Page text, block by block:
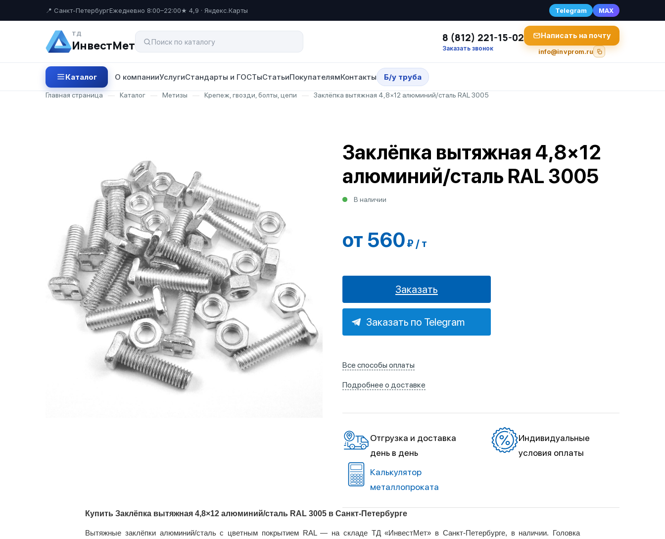
📍 Санкт-ПетербургЕжедневно 8:00–22:00★ 4,9 · Яндекс.Карты Telegram MAX
ТД
ИнвестМет
8 (812) 221-15-02
Заказать звонок
Написать на почту
info@invprom.ru
Каталог О компанииУслугиСтандарты и ГОСТыСтатьиПокупателямКонтакты Б/у труба
Главная страница — Каталог — Метизы — Крепеж, гвозди, болты, цепи — Заклёпка вытяжная 4,8×12 алюминий/сталь RAL 3005
Заклёпка вытяжная 4,8×12
алюминий/сталь RAL 3005
В наличии
от 560 ₽ / т
Заказать
Заказать по Telegram
Все способы оплаты
Подробнее о доставке
Отгрузка и доставка
день в день
Индивидуальные
условия оплаты
Калькулятор
металлопроката
Купить Заклёпка вытяжная 4,8×12 алюминий/сталь RAL 3005 в Санкт-Петербурге
Вытяжные заклёпки алюминий/сталь с цветным покрытием RAL — на складе ТД «ИнвестМет» в Санкт-Петербурге, в наличии. Головка